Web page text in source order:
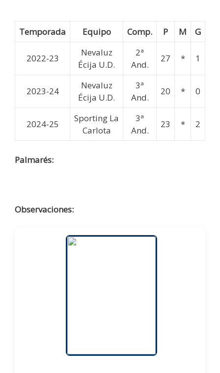
Temporada Equipo Comp. P M G
2022-23
Nevaluz
Écija U.D.
2ª
And.
27 * 1
2023-24
Nevaluz
Écija U.D.
3ª
And.
20 * 0
2024-25
Sporting La
Carlota
3ª
And.
23 * 2
Palmarés:
Observaciones: